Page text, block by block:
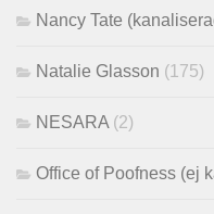
Nancy Tate
Natalie Glasson (175)
NESARA (2)
Office of Poofness (ej